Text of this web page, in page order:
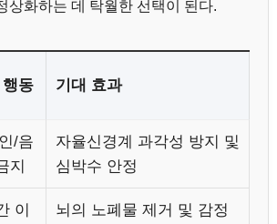
상화하는 데 탁월한 선택이 된다.
동 기대 효과
/음
지
자율신경계 과각성 방지 및
심박수 안정
이
뇌의 노폐물 제거 및 감정